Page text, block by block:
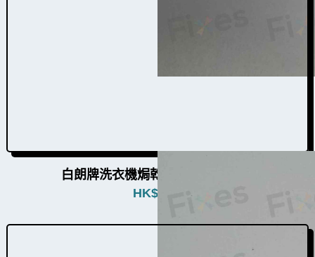
白朗牌洗衣機焗乾感溫掣W022007
HK$